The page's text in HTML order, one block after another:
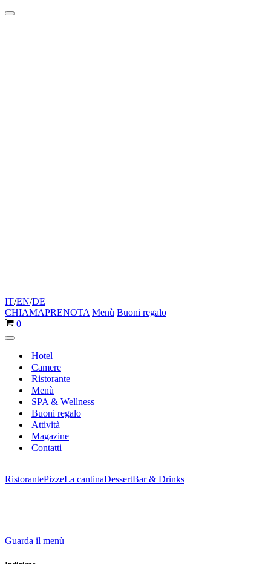
Menu
IT/EN/DE
CHIAMAPRENOTA Menù Buoni regalo
Carrello
0
Menu
navigazione
Hotel
Camere
Ristorante
Menù
SPA & Wellness
Buoni regalo
Attività
Magazine
Contatti
RistorantePizzeLa cantinaDessertBar & Drinks
Guarda il menù